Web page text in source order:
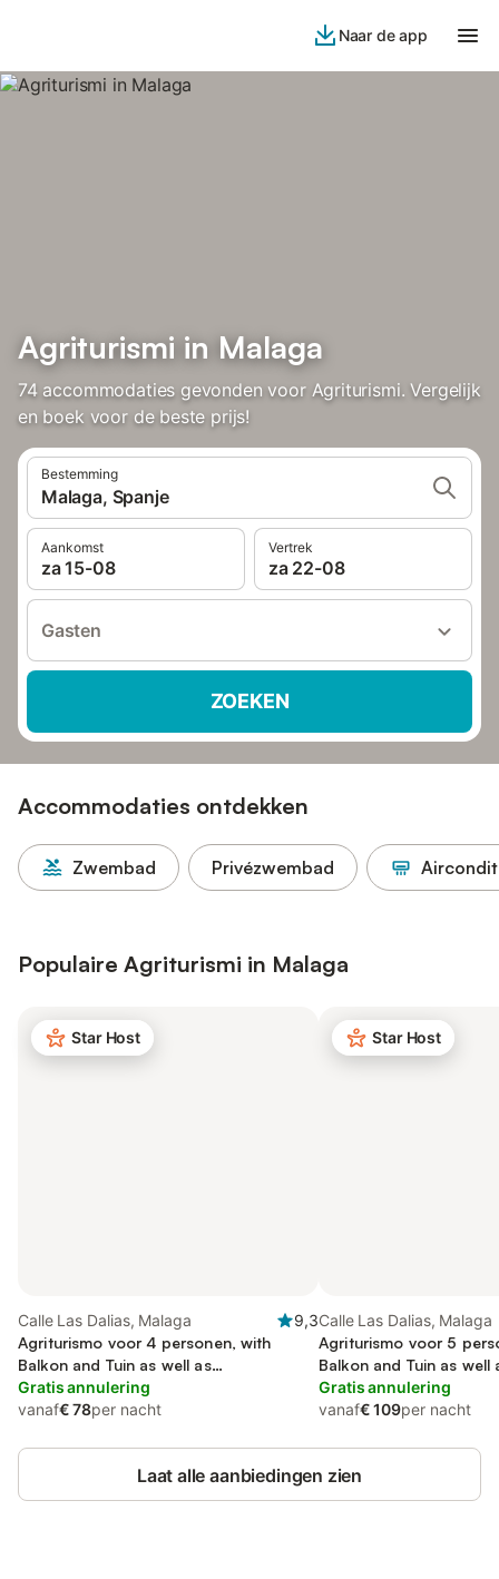
Naar de app
Agriturismi in Malaga
74 accommodaties gevonden voor Agriturismi. Vergelijk
en boek voor de beste prijs!
Bestemming
Malaga, Spanje
Aankomst
za 15-08
Vertrek
za 22-08
Gasten
ZOEKEN
Accommodaties ontdekken
Zwembad Privézwembad
Populaire Agriturismi in Malaga
Star Host
Calle Las Dalias, Malaga
9,3
Agriturismo voor 4 personen, with
Balkon and Tuin as well as
Kinderzwembad
Gratis annulering
vanaf€ 78per nacht
Star Host
Calle Las Dalias, Malaga
Agriturismo voor 5
Balkon and Tuin as well
Kinderzwembad
Gratis annulering
vanaf€ 109per nacht
Laat alle aanbiedingen zien